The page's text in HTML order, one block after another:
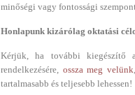
minőségi vagy fontossági
Honlapunk kizárólag oktatási
Kérjük, ha további kiegészítő
rendelkezésére, ossza meg velünk
tartalmasabb és teljesebb lehessen!